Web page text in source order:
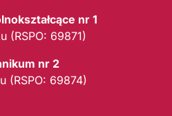
nr 1
(RSPO: 69871)
nr 2
(RSPO: 69874)